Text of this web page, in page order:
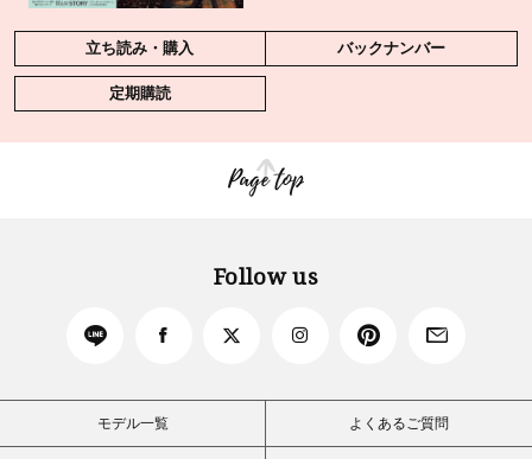
立ち読み・購入 バックナンバー
定期購読
Page top
Follow us
モデル一覧 よくあるご質問